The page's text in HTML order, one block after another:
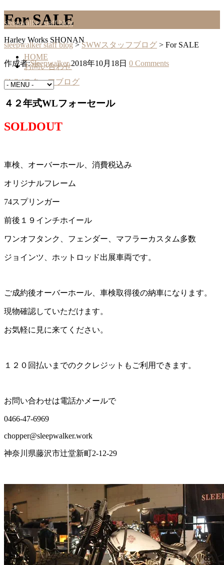
sleepwalker staff blog
Harley Works SHONAN
HOME
お問い合わせ
For SALE
sleepwalker staff blog>SWWスタッフブログ > For SALE
作成者:Sleepwalker 2018年10月18日 0 Comments
SWWスタッフブログ
４２年式WLフォーセール
SOLDOUT
車検、オーバーホール、消費税込み
オリジナルフレーム
74スプリンガー
前後１９インチホイール
ワンオフタンク、フェンダー、マフラーカスタム多数
ジョインツ、ホットロッド出展車両です。
ご成約後オーバーホール、車検取得後の納車になります。
現物確認していただけます。
お気軽に見に来てください。
１２０回払いまでのククレジットもご利用できます。
お問い合わせは電話かメールで
0466-47-6969
chopper@sleepwalker.work
神奈川県藤沢市辻堂新町2-12-29